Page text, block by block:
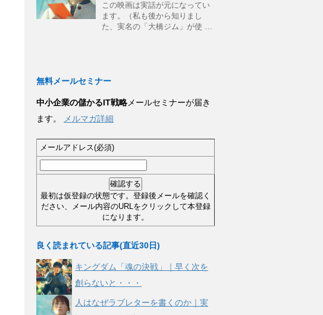
この映画は実話が元になってい
ます。（私も後から知りまし
た、実名の「大橋ジム」が使 …
無料メールセミナー
中小企業の儲かるIT戦略 メールセミナーが届き
ます。
メルマガ詳細
メールアドレス(必須)
最初は仮登録の状態です。登録後メールを確認く
ださい、メール内容のURLをクリックして本登録
になります。
良く読まれている記事(直近30日)
キングダム「魂の決戦」｜早く次を
創らないと・・・
人はなぜラブレターを書くのか｜実